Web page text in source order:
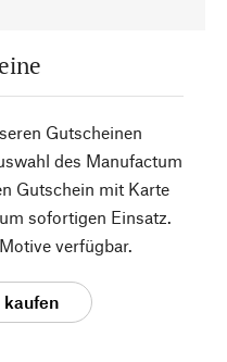
Gutscheinen
des Manufactum
Gutschein mit Karte
sofortigen Einsatz.
verfügbar.
kaufen